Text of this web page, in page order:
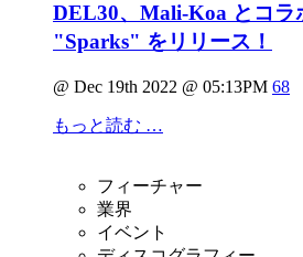
DEL30、Mali-Koa とコラ
"Sparks" をリリース！
@ Dec 19th 2022 @ 05:13PM 68
もっと読む …
フィーチャー
業界
イベント